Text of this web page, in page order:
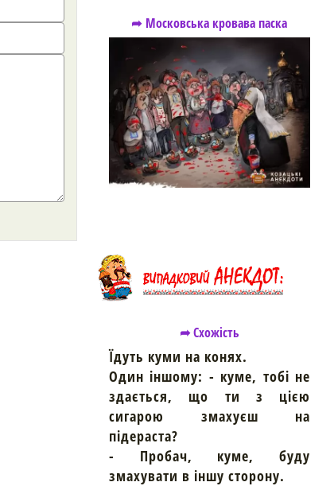
➦ Московська кровава паска
➦ Схожість
Їдуть куми на конях.
Один іншому: - куме, тобі не
здається, що ти з цією
сигарою змахуєш на
підераста?
- Пробач, куме, буду
змахувати в іншу сторону.